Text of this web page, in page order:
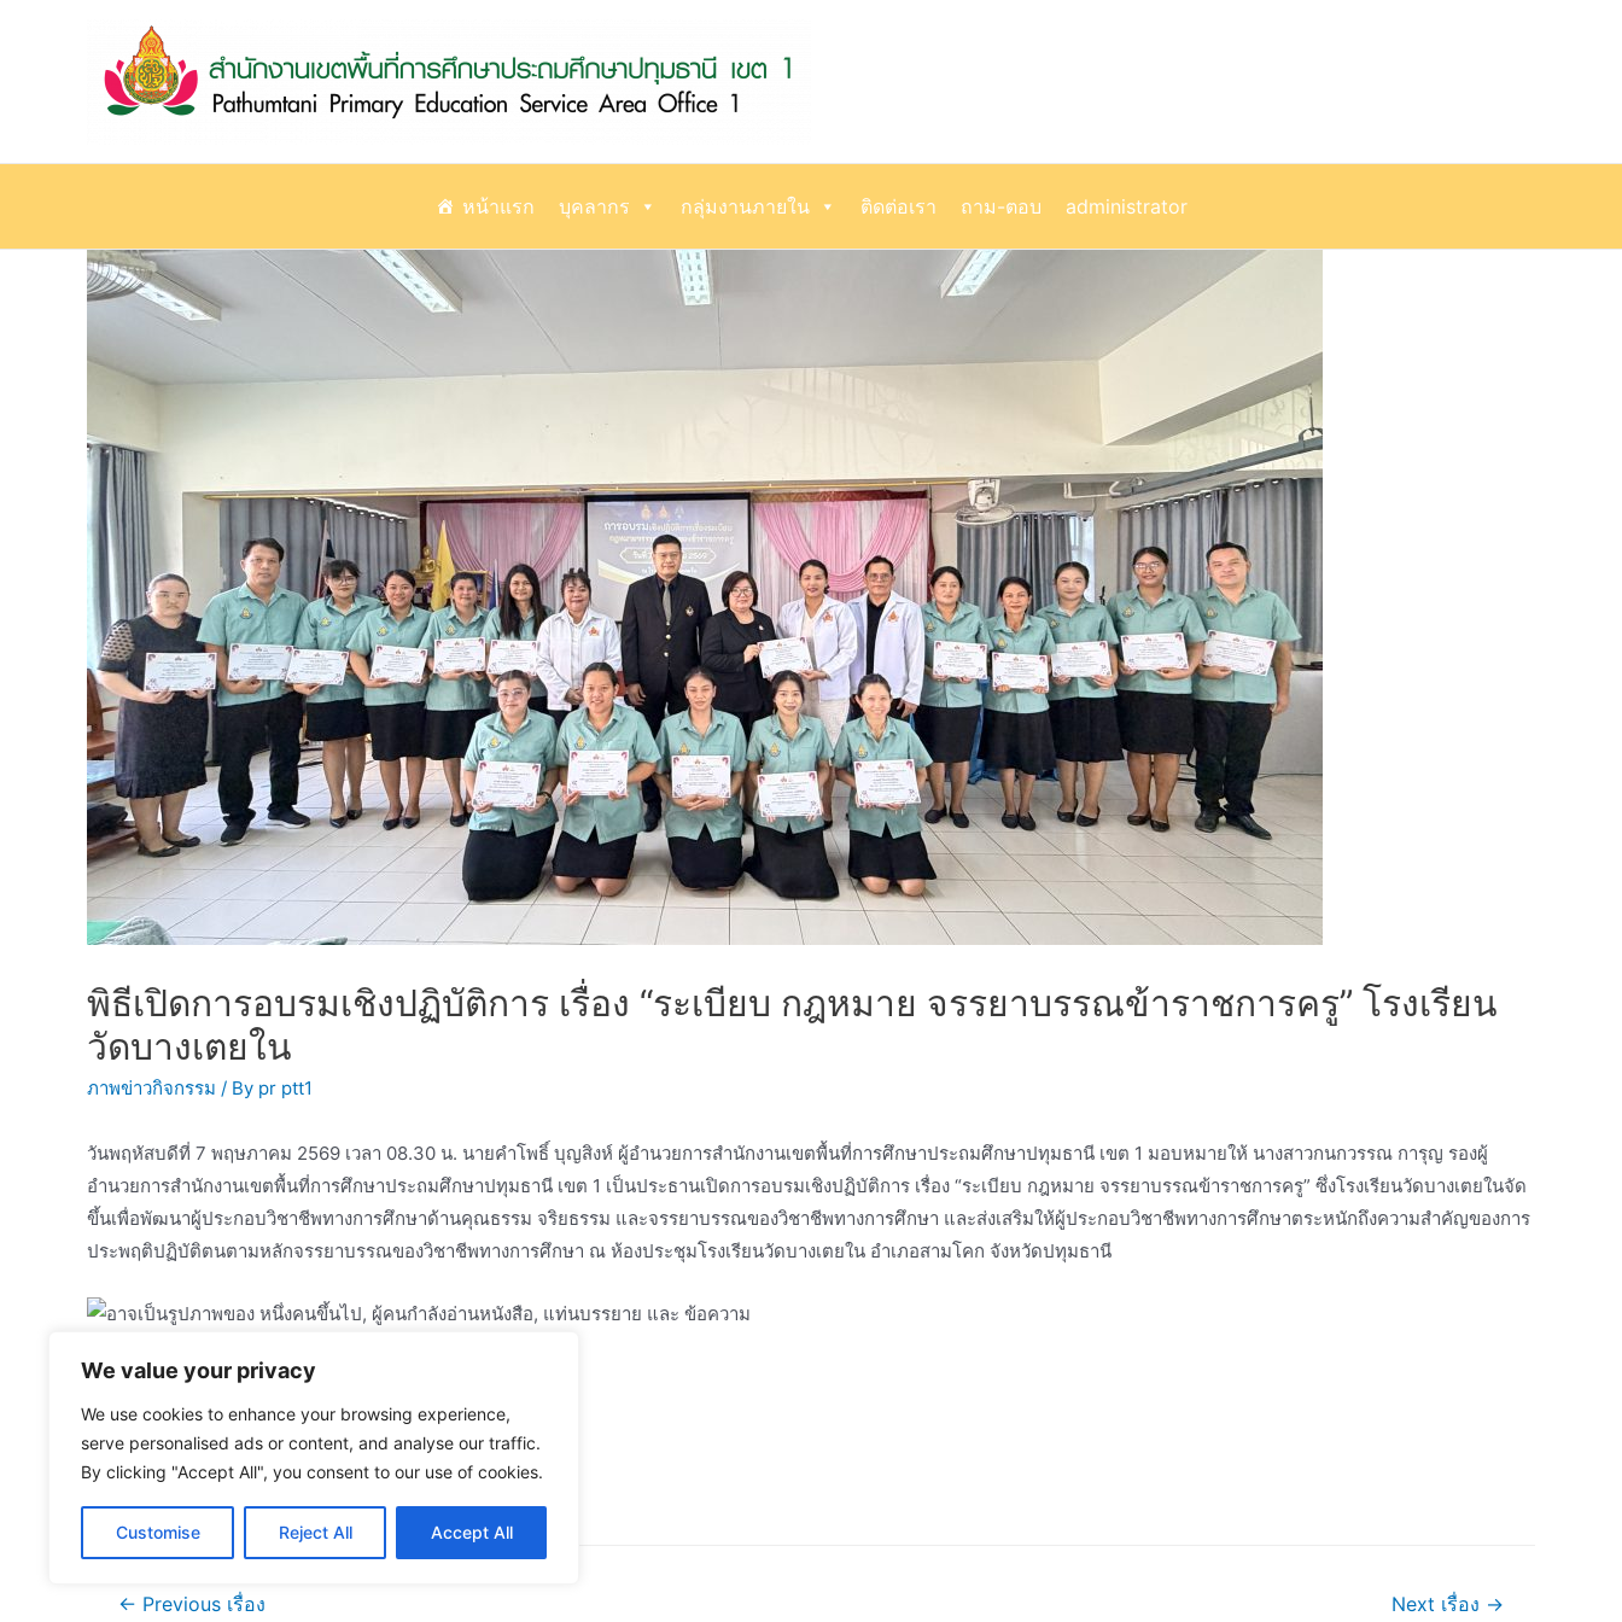
We value your privacy
We use cookies to enhance your browsing experience,
serve personalised ads or content, and analyse our traffic.
By clicking "Accept All", you consent to our use of cookies.
Customise Reject All Accept All
หน้าแรก บุคลากร กลุ่มงานภายใน ติดต่อเรา ถาม-ตอบ administrator
พิธีเปิดการอบรมเชิงปฏิบัติการ เรื่อง “ระเบียบ กฎหมาย จรรยาบรรณข้าราชการครู” โรงเรียน
วัดบางเตยใน
ภาพข่าวกิจกรรม / By pr ptt1
วันพฤหัสบดีที่ 7 พฤษภาคม 2569 เวลา 08.30 น. นายคำโพธิ์ บุญสิงห์ ผู้อำนวยการสำนักงานเขตพื้นที่การศึกษาประถมศึกษาปทุมธานี เขต 1 มอบหมายให้ นางสาวกนกวรรณ การุญ รองผู้
อำนวยการสำนักงานเขตพื้นที่การศึกษาประถมศึกษาปทุมธานี เขต 1 เป็นประธานเปิดการอบรมเชิงปฏิบัติการ เรื่อง “ระเบียบ กฎหมาย จรรยาบรรณข้าราชการครู” ซึ่งโรงเรียนวัดบางเตยในจัด
ขึ้นเพื่อพัฒนาผู้ประกอบวิชาชีพทางการศึกษาด้านคุณธรรม จริยธรรม และจรรยาบรรณของวิชาชีพทางการศึกษา และส่งเสริมให้ผู้ประกอบวิชาชีพทางการศึกษาตระหนักถึงความสำคัญของการ
ประพฤติปฏิบัติตนตามหลักจรรยาบรรณของวิชาชีพทางการศึกษา ณ ห้องประชุมโรงเรียนวัดบางเตยใน อำเภอสามโคก จังหวัดปทุมธานี
แนะแนว
← Previous เรื่อง Next เรื่อง →